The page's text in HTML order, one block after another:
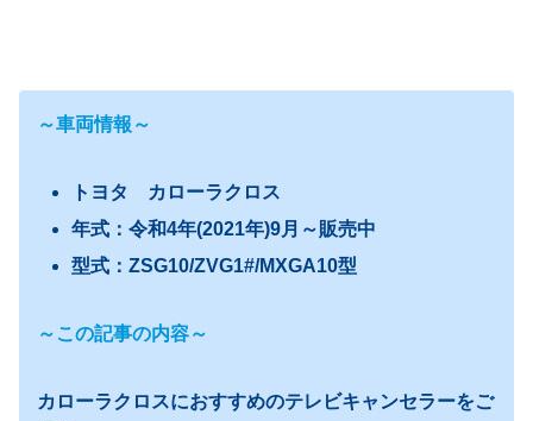
～車両情報～
トヨタ カローラクロス
年式：令和4年(2021年)9月～販売中
型式：ZSG10/ZVG1#/MXGA10型
～この記事の内容～
カローラクロスにおすすめのテレビキャンセラーをご